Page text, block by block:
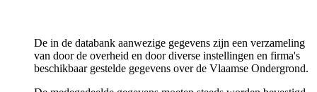
De in de databank aanwezige gegevens zijn een verzameling
van door de overheid en door diverse instellingen en firma's
beschikbaar gestelde gegevens over de Vlaamse Ondergrond.